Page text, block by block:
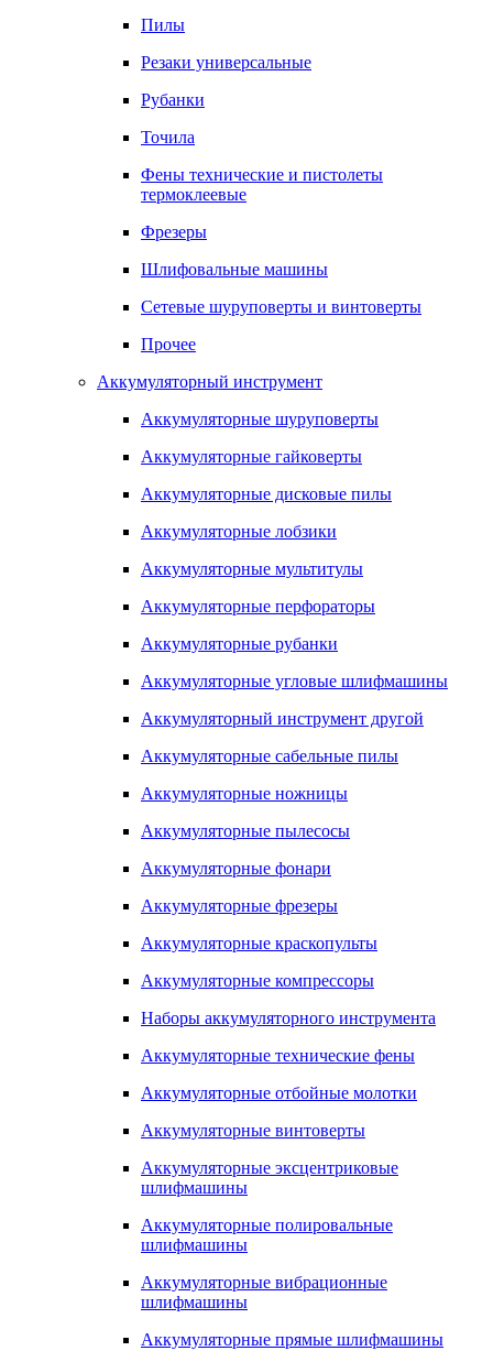
Пилы
Резаки универсальные
Рубанки
Точила
Фены технические и пистолеты
термоклеевые
Фрезеры
Шлифовальные машины
Сетевые шуруповерты и винтоверты
Прочее
Аккумуляторный инструмент
Аккумуляторные шуруповерты
Аккумуляторные гайковерты
Аккумуляторные дисковые пилы
Аккумуляторные лобзики
Аккумуляторные мультитулы
Аккумуляторные перфораторы
Аккумуляторные рубанки
Аккумуляторные угловые шлифмашины
Аккумуляторный инструмент другой
Аккумуляторные сабельные пилы
Аккумуляторные ножницы
Аккумуляторные пылесосы
Аккумуляторные фонари
Аккумуляторные фрезеры
Аккумуляторные краскопульты
Аккумуляторные компрессоры
Наборы аккумуляторного инструмента
Аккумуляторные технические фены
Аккумуляторные отбойные молотки
Аккумуляторные винтоверты
Аккумуляторные эксцентриковые
шлифмашины
Аккумуляторные полировальные
шлифмашины
Аккумуляторные вибрационные
шлифмашины
Аккумуляторные прямые шлифмашины